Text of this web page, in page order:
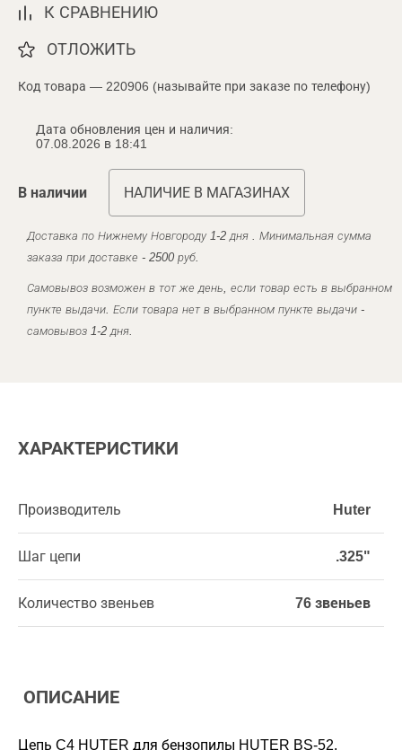
К СРАВНЕНИЮ
ОТЛОЖИТЬ
Код товара — 220906 (называйте при заказе по телефону)
Дата обновления цен и наличия:
07.08.2026 в 18:41
В наличии НАЛИЧИЕ В МАГАЗИНАХ
Доставка по Нижнему Новгороду 1-2 дня . Минимальная сумма
заказа при доставке - 2500 руб.
Самовывоз возможен в тот же день, если товар есть в выбранном
пункте выдачи. Если товара нет в выбранном пункте выдачи -
самовывоз 1-2 дня.
ХАРАКТЕРИСТИКИ
Производитель Huter
Шаг цепи .325"
Количество звеньев 76 звеньев
ОПИСАНИЕ
Цепь C4 HUTER для бензопилы HUTER BS-52.